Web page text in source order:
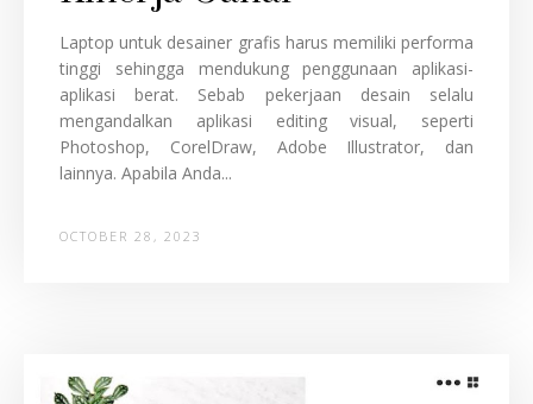
Laptop untuk desainer grafis harus memiliki performa
tinggi sehingga mendukung penggunaan aplikasi-
aplikasi berat. Sebab pekerjaan desain selalu
mengandalkan aplikasi editing visual, seperti
Photoshop, CorelDraw, Adobe Illustrator, dan
lainnya. Apabila Anda...
OCTOBER 28, 2023